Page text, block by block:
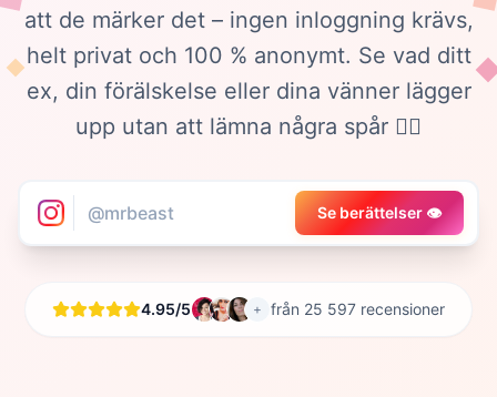
att de märker det – ingen inloggning krävs,
helt privat och 100 % anonymt. Se vad ditt
ex, din förälskelse eller dina vänner lägger
upp utan att lämna några spår 🕵️‍♀️
Se berättelser 👁️
4.95/5 + från 25 597 recensioner